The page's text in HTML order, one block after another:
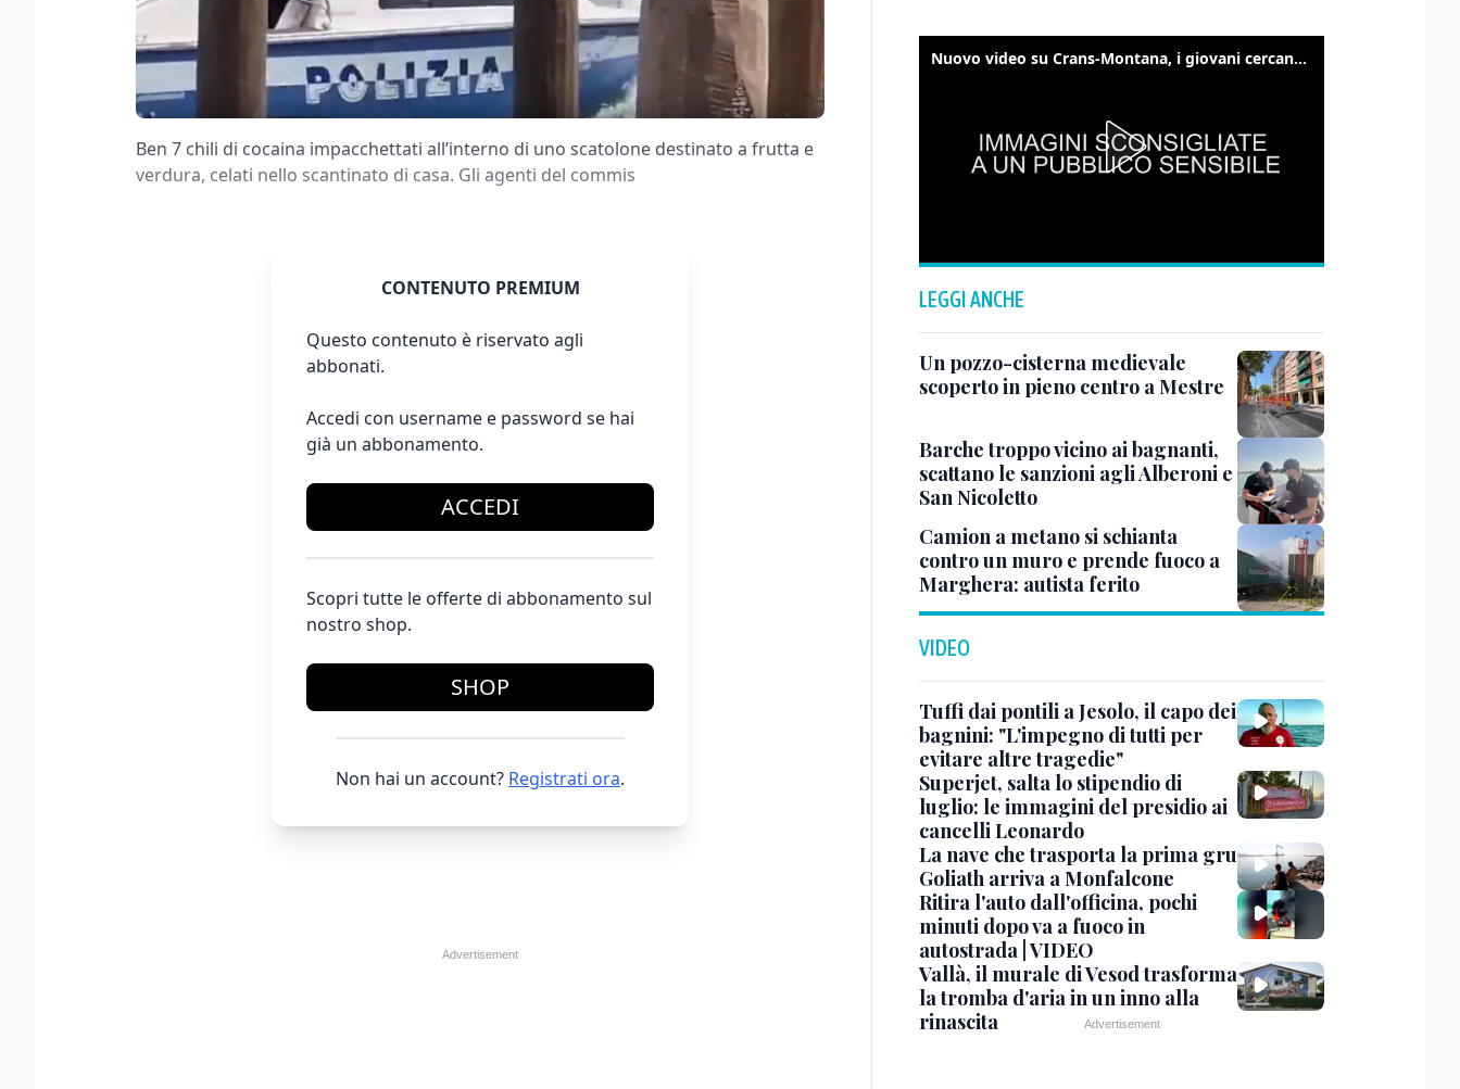
Ben 7 chili di cocaina impacchettati all’interno di uno scatolone destinato a frutta e
verdura, celati nello scantinato di casa. Gli agenti del commis
CONTENUTO PREMIUM
Questo contenuto è riservato agli
abbonati.
Accedi con username e password se hai
già un abbonamento.
ACCEDI
Scopri tutte le offerte di abbonamento sul
nostro shop.
SHOP
Non hai un account? Registrati ora.
Nuovo video su Crans-Montana, i giovani cercano di sfondare le vetrate
LEGGI ANCHE
Un pozzo-cisterna medievale
scoperto in pieno centro a Mestre
Barche troppo vicino ai bagnanti,
scattano le sanzioni agli Alberoni e
San Nicoletto
Camion a metano si schianta
contro un muro e prende fuoco a
Marghera: autista ferito
VIDEO
Tuffi dai pontili a Jesolo, il capo dei
bagnini: "L'impegno di tutti per
evitare altre tragedie"
Superjet, salta lo stipendio di
luglio: le immagini del presidio ai
cancelli Leonardo
La nave che trasporta la prima gru
Goliath arriva a Monfalcone
Ritira l'auto dall'officina, pochi
minuti dopo va a fuoco in
autostrada | VIDEO
Vallà, il murale di Vesod trasforma
la tromba d'aria in un inno alla
rinascita